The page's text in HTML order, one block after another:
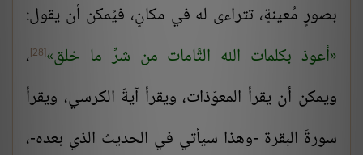
بصورٍ مُعينةٍ، تتراءى له في مكانٍ، فيُمكن أن يقول:
أعوذ بكلمات الله التَّامات من شرِّ ما خلق [28]
،
ويمكن أن يقرأ المعوّذات، ويقرأ آيةَ الكرسي، ويقرأ
سورةَ البقرة -وهذا سيأتي في الحديث الذي بعده-،